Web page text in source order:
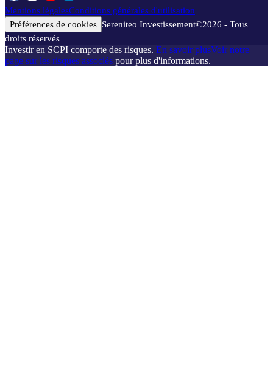
Mentions légalesConditions générales d'utilisation
Préférences de cookies Sereniteo Investissement©2026 - Tous
droits réservés
Investir en SCPI comporte des risques. En savoir plusVoir notre
page sur les risques associés pour plus d'informations.